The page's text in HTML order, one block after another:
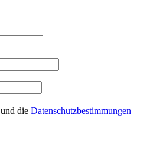
und die Datenschutzbestimmungen